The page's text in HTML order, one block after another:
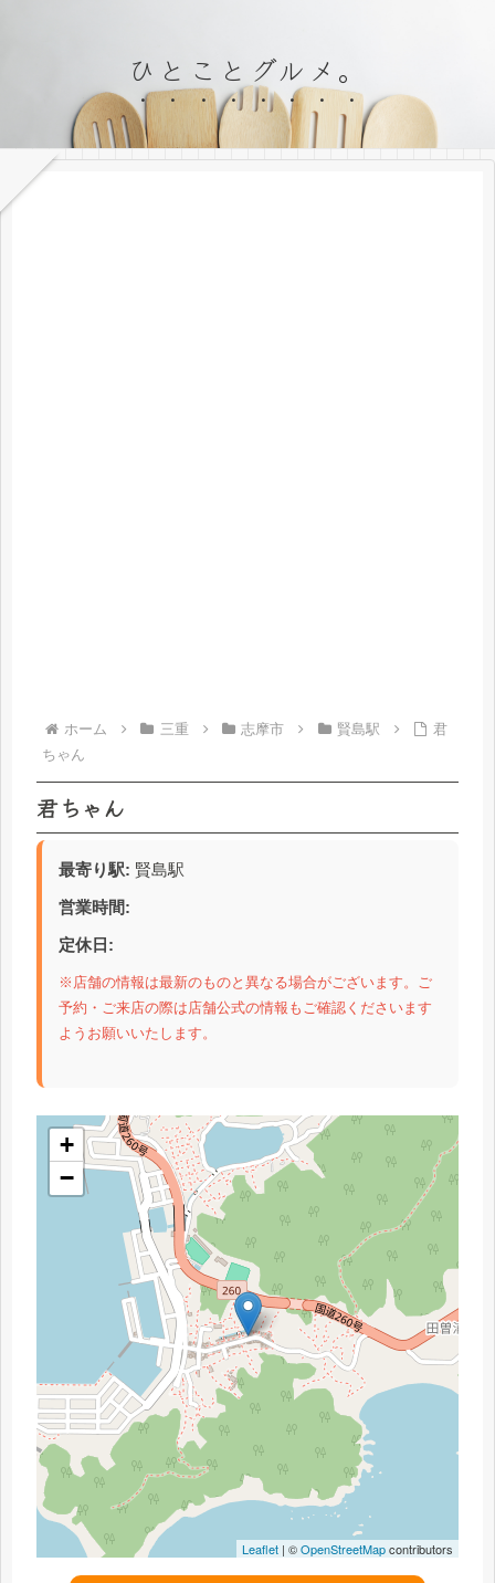
ひとことグルメ。
ホーム 三重 志摩市 賢島駅
君
ちゃん
君ちゃん
最寄り駅: 賢島駅
営業時間:
定休日:
※店舗の情報は最新のものと異なる場合がございます。ご
予約・ご来店の際は店舗公式の情報もご確認くださいます
ようお願いいたします。
+
−
Leaflet | ©OpenStreetMapcontributors